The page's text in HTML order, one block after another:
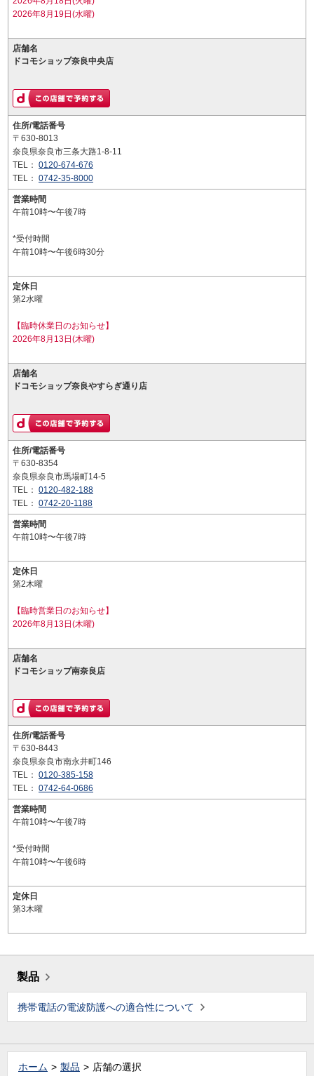
2026年8月19日(水曜)
店舗名
ドコモショップ奈良中央店
住所/電話番号
〒630-8013
奈良県奈良市三条大路1-8-11
TEL： 0120-674-676
TEL： 0742-35-8000
営業時間
午前10時〜午後7時
*受付時間
午前10時〜午後6時30分
定休日
第2水曜
【臨時休業日のお知らせ】
2026年8月13日(木曜)
店舗名
ドコモショップ奈良やすらぎ通り店
住所/電話番号
〒630-8354
奈良県奈良市馬場町14-5
TEL： 0120-482-188
TEL： 0742-20-1188
営業時間
午前10時〜午後7時
定休日
第2木曜
【臨時営業日のお知らせ】
2026年8月13日(木曜)
店舗名
ドコモショップ南奈良店
住所/電話番号
〒630-8443
奈良県奈良市南永井町146
TEL： 0120-385-158
TEL： 0742-64-0686
営業時間
午前10時〜午後7時
*受付時間
午前10時〜午後6時
定休日
第3木曜
製品
携帯電話の電波防護への適合性について
ホーム 製品 店舗の選択